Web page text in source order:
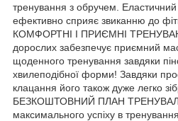
тренування з обручем.
ефективно сприяє звиканню до
КОМФОРТНІ І ПРИЄМНІ
дорослих забезпечує приємний
щоденного тренування завдяки
хвилеподібної форми! Завдяки
клацання його також дуже легко
БЕЗКОШТОВНИЙ ПЛАН
максимального успіху в